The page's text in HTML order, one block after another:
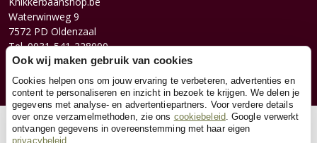
Waterwinweg 9
7572 PD Oldenzaal
Tel. 0031-541-228000
Facebook
Instagram
© 2026 Toyfan BV
Ook wij maken gebruik van cookies
Cookies helpen ons om jouw ervaring te verbeteren, advertenties en
content te personaliseren en inzicht in bezoek te krijgen. We delen je
gegevens met analyse- en advertentiepartners. Voor verdere details
over onze verzamelmethoden, zie ons cookiebeleid. Google verwerkt
ontvangen gegevens in overeenstemming met haar eigen
privacybeleid